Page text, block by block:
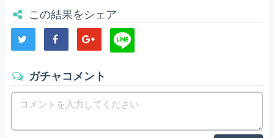
この結果をシェア
ガチャコメント